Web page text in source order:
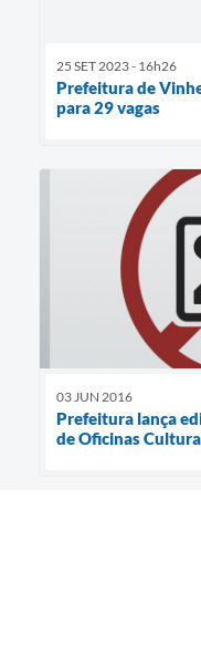
25 SET 2023 - 16h26
Prefeitura de
para 29 vagas
03 JUN 2016
Prefeitura lança
de Oficinas